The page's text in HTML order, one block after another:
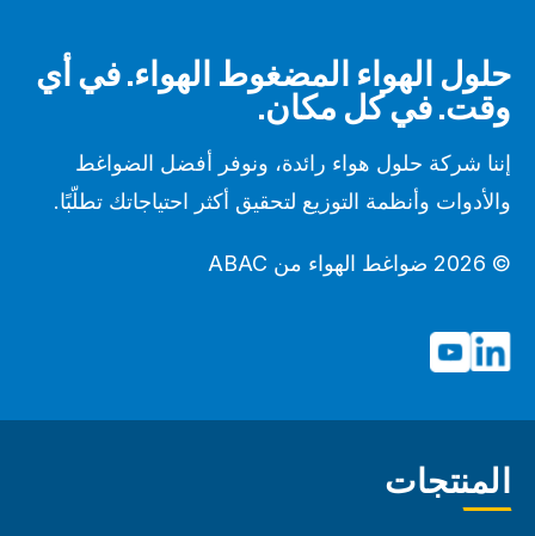
حلول الهواء المضغوط الهواء. في أي
وقت. في كل مكان.
إننا شركة حلول هواء رائدة، ونوفر أفضل الضواغط
والأدوات وأنظمة التوزيع لتحقيق أكثر احتياجاتك تطلّبًا.
© 2026 ضواغط الهواء من ABAC
المنتجات